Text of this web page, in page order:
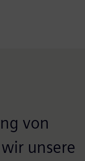
von
unsere